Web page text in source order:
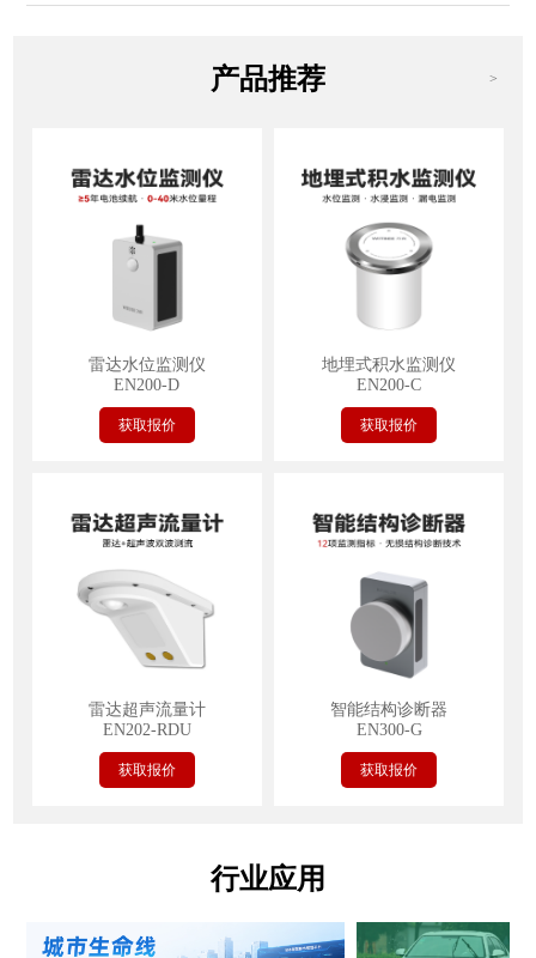
产品推荐 >
雷达水位监测仪
EN200-D
获取报价
地埋式积水监测仪
EN200-C
获取报价
雷达超声流量计
EN202-RDU
获取报价
智能结构诊断器
EN300-G
获取报价
行业应用